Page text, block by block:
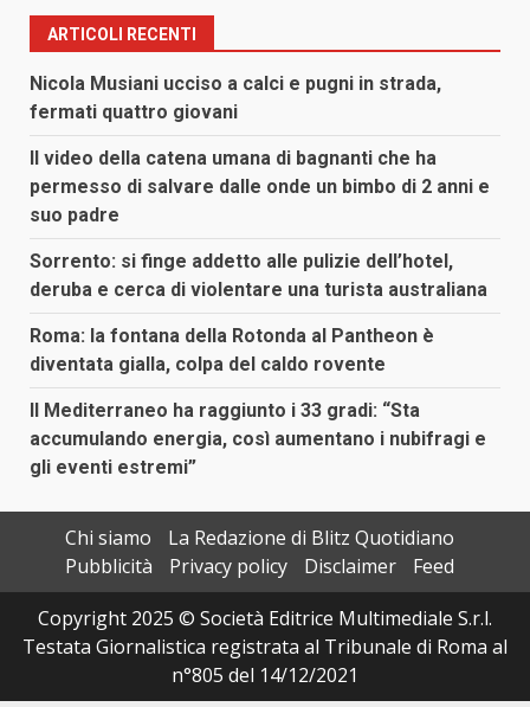
ARTICOLI RECENTI
Nicola Musiani ucciso a calci e pugni in strada,
fermati quattro giovani
Il video della catena umana di bagnanti che ha
permesso di salvare dalle onde un bimbo di 2 anni e
suo padre
Sorrento: si finge addetto alle pulizie dell’hotel,
deruba e cerca di violentare una turista australiana
Roma: la fontana della Rotonda al Pantheon è
diventata gialla, colpa del caldo rovente
Il Mediterraneo ha raggiunto i 33 gradi: “Sta
accumulando energia, così aumentano i nubifragi e
gli eventi estremi”
Chi siamo
La Redazione di Blitz Quotidiano
Pubblicità
Privacy policy Disclaimer
Feed
Copyright 2025 © Società Editrice Multimediale S.r.l.
Testata Giornalistica registrata al Tribunale di Roma al
n°805 del 14/12/2021